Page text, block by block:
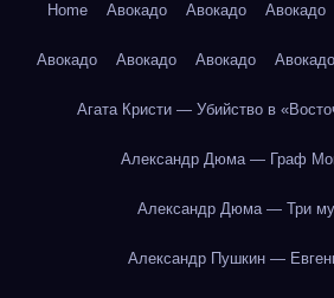
Home Авокадо Авокадо Авокадо
Авокадо Авокадо Авокадо Авокадо
Агата Кристи — Убийство в
Александр Дюма — Граф
Александр Дюма — Три
Александр Пушкин —